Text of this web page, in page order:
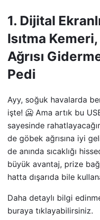
1. Dijital
Isıtma
Ağrısı
Pedi
Ayy, soğuk havalarda
işte! 🥶 Ama artık bu
sayesinde
de göbek ağrısına iyi
de anında sıcaklığı
büyük avantaj, prize
hatta dışarıda bile
Daha detaylı bilgi
buraya tıklayabilirsiniz.